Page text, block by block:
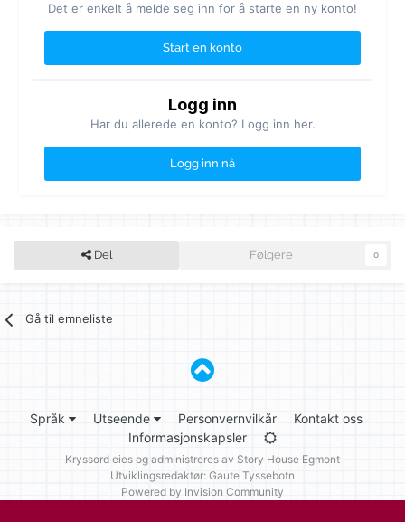
Det er enkelt å melde seg inn for å starte en ny konto!
Start en konto
Logg inn
Har du allerede en konto? Logg inn her.
Logg inn nå
Del Følgere 0
Gå til emneliste
Språk Utseende Personvernvilkår
Kontakt oss
Informasjonskapsler
Kryssord eies og administreres av Story House Egmont
Utviklingsredaktør: Gaute Tyssebotn
Powered by Invision Community